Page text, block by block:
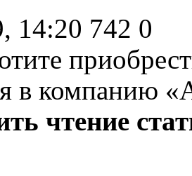
14:20 742 0
в компанию
чтение